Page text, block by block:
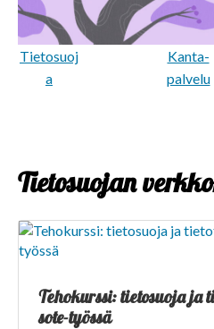
Tietosuoj
a
Kanta-
palvelu
Tietosuojan
Tehokurssi: tietosuoja ja
sote-työssä